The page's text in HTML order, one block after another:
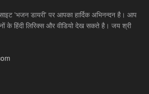
'भजन डायरी' पर आपका हार्दिक अभिनन्दन है। आप
के हिंदी लिरिक्स और वीडियो देख सकते है। जय श्री